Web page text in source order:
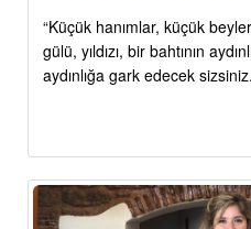
“Küçük hanımlar, küçük
gülü, yıldızı, bir bahtının
aydınlığa gark edecek